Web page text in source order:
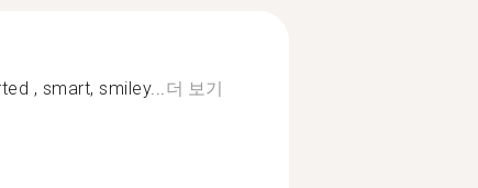
, smart, smiley...더 보기